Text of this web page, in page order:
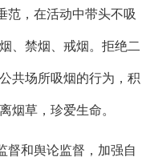
范，在活动中带头不吸
、禁烟、戒烟。拒绝二
共场所吸烟的行为，积
烟草，珍爱生命。
督和舆论监督，加强自